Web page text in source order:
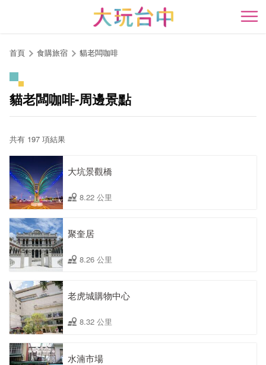
開
首頁 食購旅宿 貓老闆咖啡
貓老闆咖啡-周邊景點
共有 197 項結果
大坑景觀橋
8.22 公里
聚奎居
8.26 公里
老虎城購物中心
8.32 公里
水湳市場